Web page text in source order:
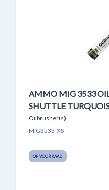
AMMO MIG 3533
SHUTTLE
Oilbrusher(s)
MIG3533-XS
OP VOORRAAD